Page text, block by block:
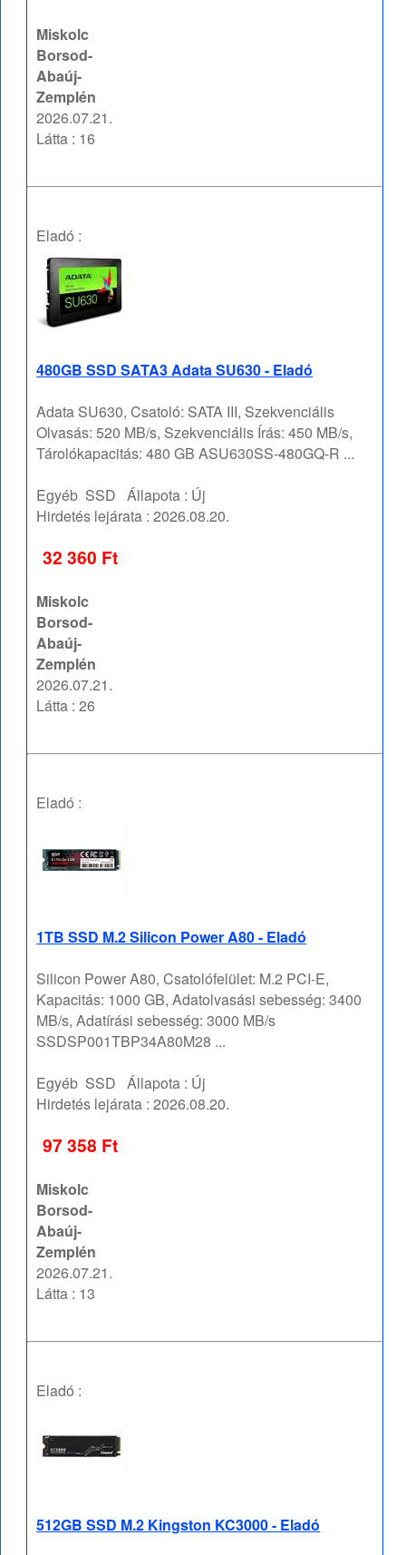
Miskolc
Borsod-
Abaúj-
Zemplén
2026.07.21.
Látta : 16
Eladó :
480GB SSD SATA3 Adata SU630 - Eladó
Adata SU630, Csatoló: SATA III, Szekvenciális
Olvasás: 520 MB/s, Szekvenciális Írás: 450 MB/s,
Tárolókapacitás: 480 GB ASU630SS-480GQ-R ...
Egyéb SSD Állapota : Új
Hirdetés lejárata :2026.08.20.
32 360 Ft
Miskolc
Borsod-
Abaúj-
Zemplén
2026.07.21.
Látta : 26
Eladó :
1TB SSD M.2 Silicon Power A80 - Eladó
Silicon Power A80, Csatolófelület: M.2 PCI-E,
Kapacitás: 1000 GB, Adatolvasási sebesség: 3400
MB/s, Adatírási sebesség: 3000 MB/s
SSDSP001TBP34A80M28 ...
Egyéb SSD Állapota : Új
Hirdetés lejárata :2026.08.20.
97 358 Ft
Miskolc
Borsod-
Abaúj-
Zemplén
2026.07.21.
Látta : 13
Eladó :
512GB SSD M.2 Kingston KC3000 - Eladó